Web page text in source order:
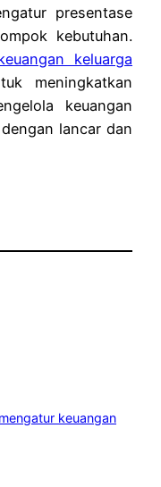
presentase
kebutuhan.
keluarga
meningkatkan
keuangan
lancar dan
mengatur keuangan